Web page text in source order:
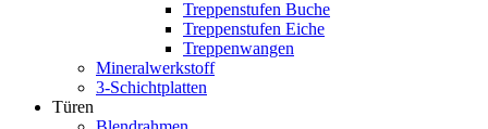
Treppenstufen Buche
Treppenstufen Eiche
Treppenwangen
Mineralwerkstoff
3-Schichtplatten
Türen